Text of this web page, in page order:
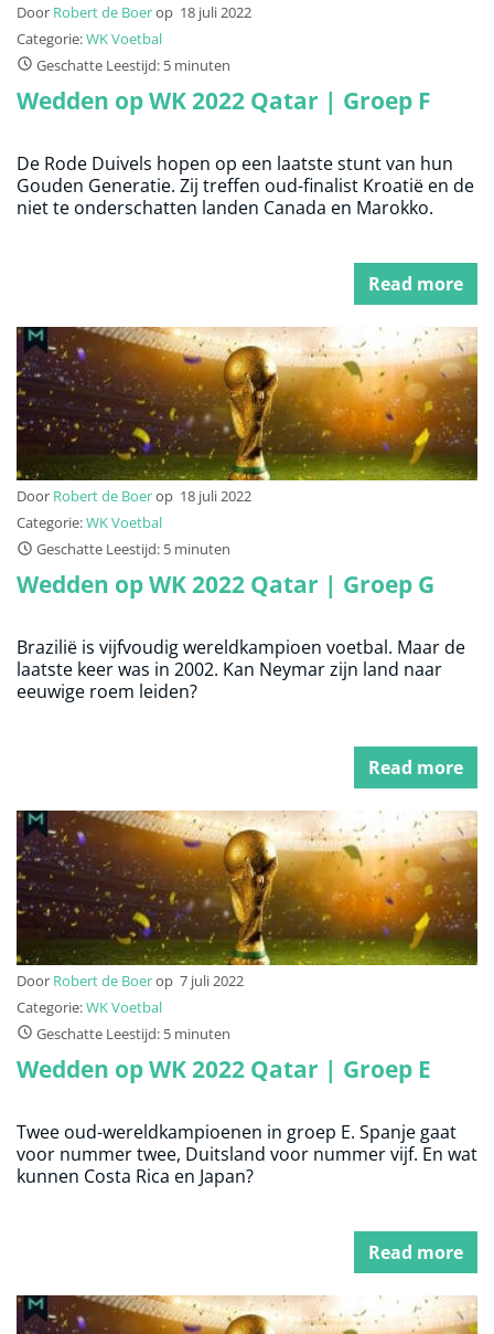
Door Robert de Boerop 18 juli 2022
Categorie:WK Voetbal
Geschatte Leestijd: 5 minuten
Wedden op WK 2022 Qatar | Groep F
De Rode Duivels hopen op een laatste stunt van hun
Gouden Generatie. Zij treffen oud-finalist Kroatië en de
niet te onderschatten landen Canada en Marokko.
Read more
Door Robert de Boerop 18 juli 2022
Categorie:WK Voetbal
Geschatte Leestijd: 5 minuten
Wedden op WK 2022 Qatar | Groep G
Brazilië is vijfvoudig wereldkampioen voetbal. Maar de
laatste keer was in 2002. Kan Neymar zijn land naar
eeuwige roem leiden?
Read more
Door Robert de Boerop 7 juli 2022
Categorie:WK Voetbal
Geschatte Leestijd: 5 minuten
Wedden op WK 2022 Qatar | Groep E
Twee oud-wereldkampioenen in groep E. Spanje gaat
voor nummer twee, Duitsland voor nummer vijf. En wat
kunnen Costa Rica en Japan?
Read more